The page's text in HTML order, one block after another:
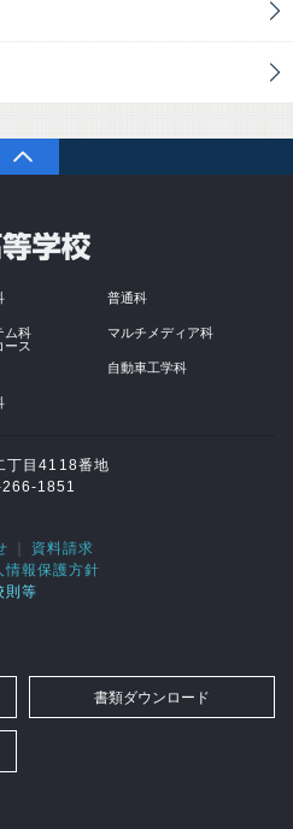
普通科
ム科
ース
マルチメディア科
自動車工学科
丁目4118番地
1851
資料請求
情報保護方針
則等
書類ダウンロード